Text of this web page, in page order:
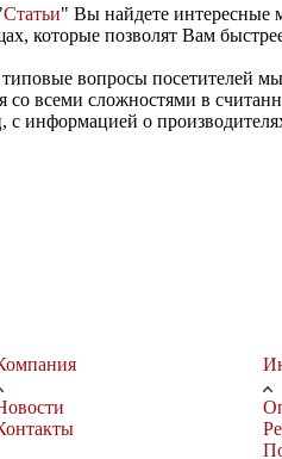
Статьи" Вы найдете интересные
которые позволят Вам
вопросы посетителей мы
со всеми сложностями в
с информацией о